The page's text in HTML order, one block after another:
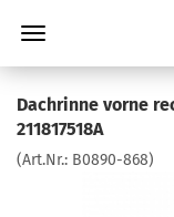
Dachrinne vorne
211817518A
(Art.Nr.: B0890-868)